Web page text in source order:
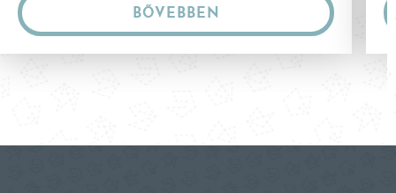
BŐVEBBEN